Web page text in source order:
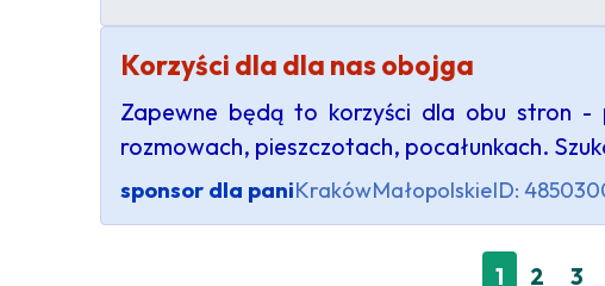
Korzyści dla dla nas obojga
Zapewne będą to korzyści dla obu stron -
rozmowach, pieszczotach, pocałunkach.
sponsor dla paniKrakówMałopolskieID: 485030
1 2 3